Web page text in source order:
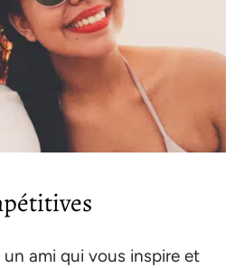
ami qui vous inspire et